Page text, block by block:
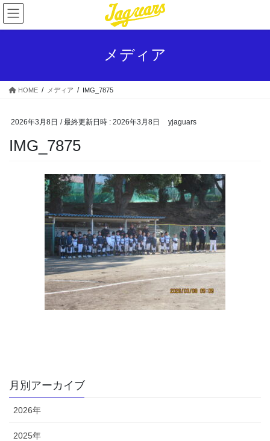
コ
ン
テ
ス
ナ
ビ
ゲ
ン
メディア
HOME メディア IMG_7875
2026年3月8日 / 最終更新日時 : 2026年3月8日 yjaguars
IMG_7875
月別アーカイブ
2026年
2025年